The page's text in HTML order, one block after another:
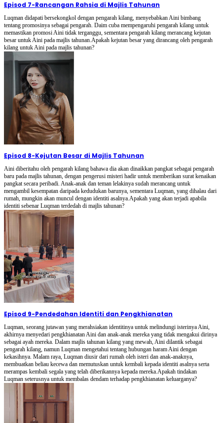
Episod 7-Rancangan Rahsia di Majlis Tahunan
Luqman didapati bersekongkol dengan pengarah kilang, menyebabkan Aini bimbang
tentang promosinya sebagai pengarah. Daim cuba mempengaruhi pengarah kilang untuk
memastikan promosi Aini tidak terganggu, sementara pengarah kilang merancang kejutan
besar untuk Aini pada majlis tahunan.Apakah kejutan besar yang dirancang oleh pengarah
kilang untuk Aini pada majlis tahunan?
Episod 8-Kejutan Besar di Majlis Tahunan
Aini diberitahu oleh pengarah kilang bahawa dia akan dinaikkan pangkat sebagai pengarah
baru pada majlis tahunan, dengan pengerusi misteri hadir untuk memberikan surat kenaikan
pangkat secara peribadi. Anak-anak dan teman lelakinya sudah merancang untuk
mengambil kesempatan daripada kedudukan barunya, sementara Luqman, yang dihalau dari
rumah, mungkin akan muncul dengan identiti asalnya.Apakah yang akan terjadi apabila
identiti sebenar Luqman terdedah di majlis tahunan?
Episod 9-Pendedahan Identiti dan Pengkhianatan
Luqman, seorang jutawan yang merahsiakan identitinya untuk melindungi isterinya Aini,
akhirnya menyedari pengkhianatan Aini dan anak-anak mereka yang tidak mengakui dirinya
sebagai ayah mereka. Dalam majlis tahunan kilang yang mewah, Aini dilantik sebagai
pengarah kilang, namun Luqman mengetahui tentang hubungan haram Aini dengan
kekasihnya. Malam raya, Luqman diusir dari rumah oleh isteri dan anak-anaknya,
membuatkan beliau kecewa dan memutuskan untuk kembali kepada identiti asalnya serta
merampas kembali segala yang telah diberikannya kepada mereka.Apakah tindakan
Luqman seterusnya untuk membalas dendam terhadap pengkhianatan keluarganya?